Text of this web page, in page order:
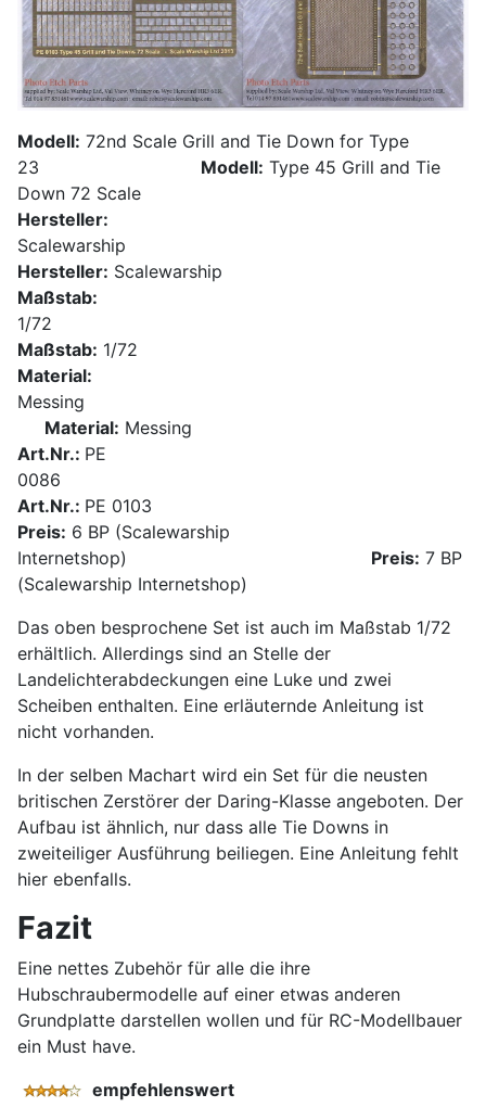
Modell: 72nd Scale Grill and Tie Down for Type
23
Modell: Type 45 Grill and Tie
Down 72 Scale
Hersteller:
Scalewarship
Hersteller: Scalewarship
Maßstab:
1/72
Maßstab: 1/72
Material:
Messing
Material: Messing
Art.Nr.: PE
0086
Art.Nr.: PE 0103
Preis: 6 BP (Scalewarship
Internetshop) Preis: 7 BP
(Scalewarship Internetshop)
Das oben besprochene Set ist auch im Maßstab 1/72
erhältlich. Allerdings sind an Stelle der
Landelichterabdeckungen eine Luke und zwei
Scheiben enthalten. Eine erläuternde Anleitung ist
nicht vorhanden.
In der selben Machart wird ein Set für die neusten
britischen Zerstörer der Daring-Klasse angeboten. Der
Aufbau ist ähnlich, nur dass alle Tie Downs in
zweiteiliger Ausführung beiliegen. Eine Anleitung fehlt
hier ebenfalls.
Fazit
Eine nettes Zubehör für alle die ihre
Hubschraubermodelle auf einer etwas anderen
Grundplatte darstellen wollen und für RC-Modellbauer
ein Must have.
empfehlenswert